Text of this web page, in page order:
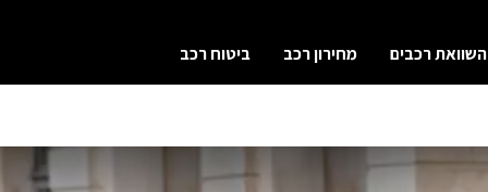
השוואת רכבים מחירון רכב ביטוח רכב